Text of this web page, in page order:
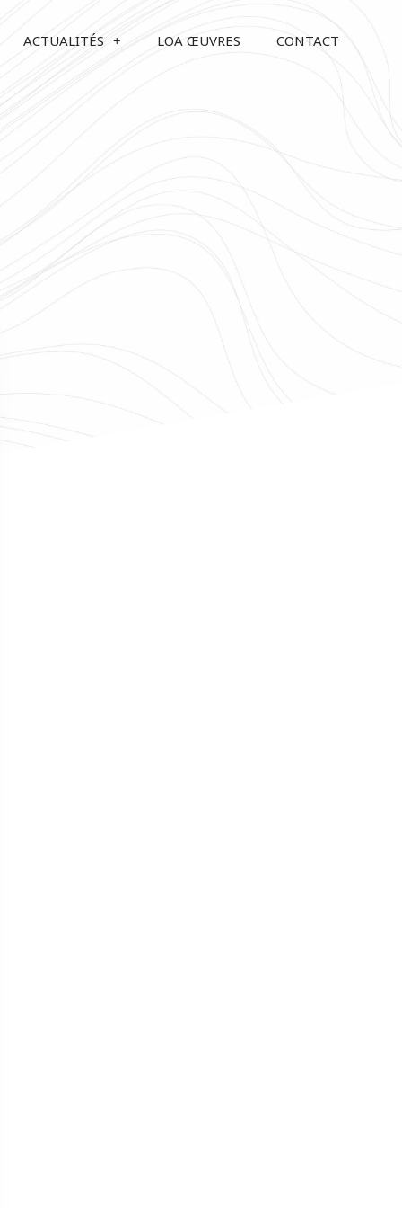
ACTUALITÉS LOA ŒUVRES CONTACT